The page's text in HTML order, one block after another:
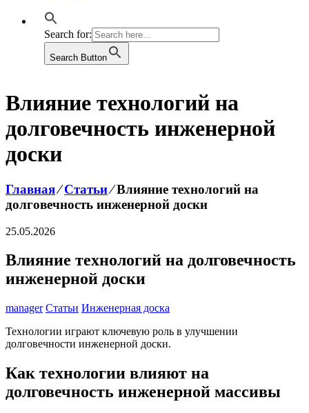
Search for:
Search Button
Влияние технологий на
долговечность инженерной
доски
Главная⁄Статьи⁄Влияние технологий на
долговечность инженерной доски
25.05.2026
Влияние технологий на долговечность
инженерной доски
manager Статьи Инженерная доска
Технологии играют ключевую роль в улучшении
долговечности инженерной доски.
Как технологии влияют на
долговечность инженерной массивы